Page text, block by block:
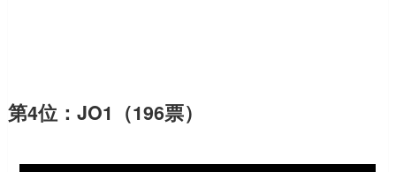
第4位：JO1（196票）